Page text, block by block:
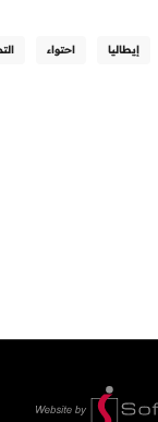
إيطاليا احتواء